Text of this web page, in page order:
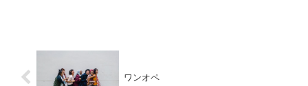
ワンオペ